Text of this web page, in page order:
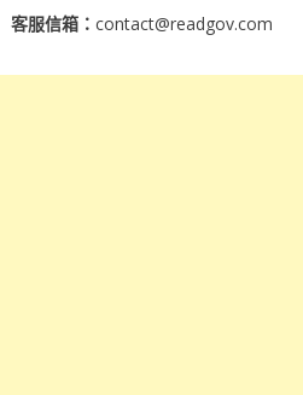
客服信箱： contact@readgov.com